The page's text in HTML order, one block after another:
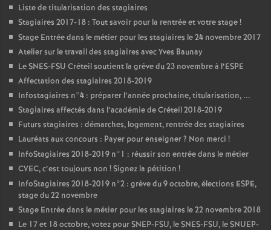
Liste de titularisation des stagiaires
Stagiaires 2017-18 : Tout savoir pour la rentrée et votre stage!
Stage Entrée dans le métier pour les stagiaires le 24 novembre 2017
Atelier sur le travail des stagiaires avec Yves Baunay
LeSNES-FSU Créteil soutient la grève du 23 novembre à l’ESPE
Affectation des stagiaires 2018-2019
Infostagiaires n°4 : préparer l’année prochaine, titularisation, ...
Stagiaires affectés dans l’académie de Créteil 2018-2019
Futurs stagiaires : démarches, logement, rentrée des stagiaires
Lauréats aux concours : Payer pour enseigner? Non merci !
InfoStagiaires 2018-2019 n°1 : réussir son entrée dans le métier
CVEC, c’est toujours non ! Signez la pétition !
InfoStagiaires 2018-2019 n°2 : grève du 9 octobre, élections ESPE,
stage du 22 novembre
Stage Entrée dans le métier pour les stagiaires le 22 novembre 2018
Le 17 et 18 octobre, votez pourSNEP-FSU, leSNES-FSU, leSNUEP-